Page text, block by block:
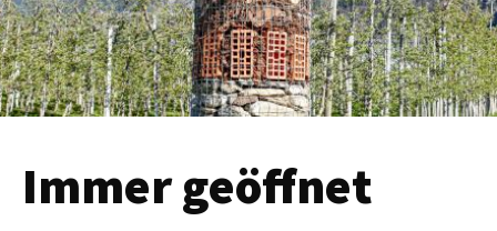
Immer geöffnet